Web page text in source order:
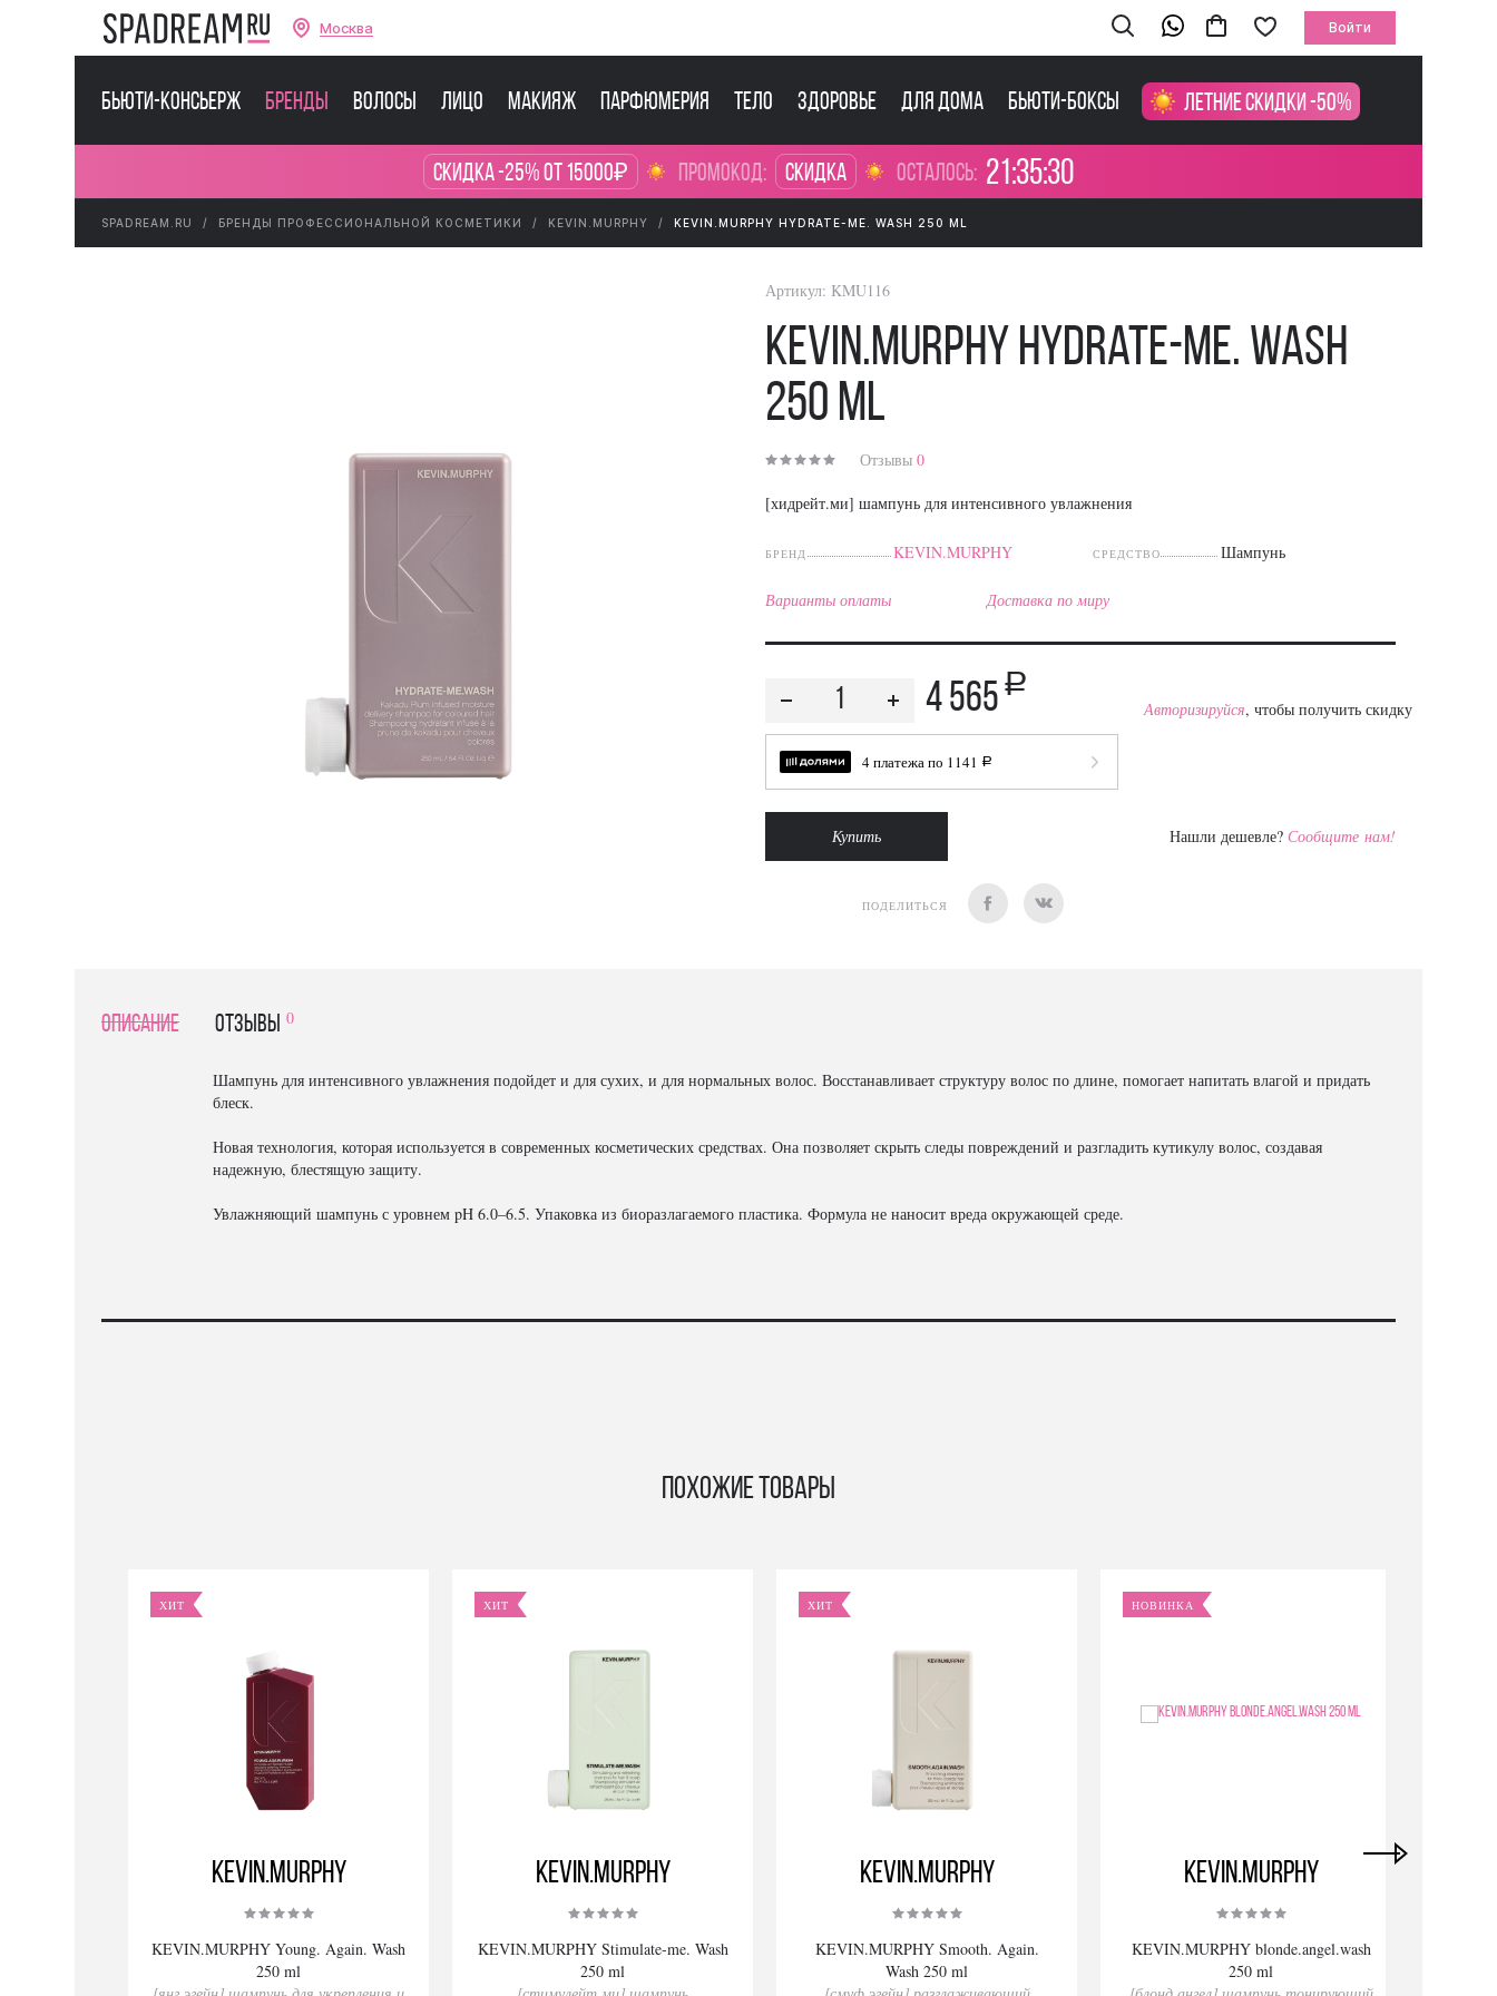
Москва Войти
Бьюти-консьерж Бренды Волосы Лицо Макияж Парфюмерия Тело Здоровье Для дома Бьюти-боксы Летние скидки -50%
Скидка -25% от 15000₽ промокод: Скидка осталось: 21:35:29
SPADREAM.RU БРЕНДЫ ПРОФЕССИОНАЛЬНОЙ КОСМЕТИКИ KEVIN.MURPHY KEVIN.MURPHY HYDRATE-ME. WASH 250 ML
Артикул: KMU116
KEVIN.MURPHY Hydrate-me. Wash
250 ml
Отзывы0
[хидрейт.ми] шампунь для интенсивного увлажнения
БРЕНД KEVIN.MURPHY СРЕДСТВО Шампунь
Варианты оплаты Доставка по миру
4 565 a
Авторизируйся, чтобы получить скидку
4 платежа по 1141 a
Купить Нашли дешевле? Сообщите нам!
ПОДЕЛИТЬСЯ
Описание отзывы 0
Шампунь для интенсивного увлажнения подойдет и для сухих, и для нормальных волос. Восстанавливает структуру волос по длине, помогает напитать влагой и придать
блеск.
Новая технология, которая используется в современных косметических средствах. Она позволяет скрыть следы повреждений и разгладить кутикулу волос, создавая
надежную, блестящую защиту.
Увлажняющий шампунь с уровнем pH 6.0–6.5. Упаковка из биоразлагаемого пластика. Формула не наносит вреда окружающей среде.
Похожие товары
ХИТ
KEVIN.MURPHY
KEVIN.MURPHY Young. Again. Wash
250 ml
ХИТ
KEVIN.MURPHY
KEVIN.MURPHY Stimulate-me. Wash
250 ml
ХИТ
KEVIN.MURPHY
KEVIN.MURPHY Smooth. Again.
Wash 250 ml
НОВИНКА
KEVIN.MURPHY
KEVIN.MURPHY blonde.angel.wash
250 ml